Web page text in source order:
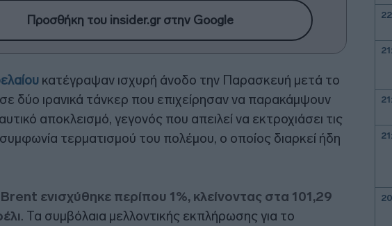
Προσθήκη του insider.gr στην Google
κατέγραψαν ισχυρή άνοδο την Παρασκευή μετά το
δύο ιρανικά τάνκερ που επιχείρησαν να παρακάμψουν
αποκλεισμό, γεγονός που απειλεί να εκτροχιάσει τις
τερματισμού του πολέμου, ο οποίος διαρκεί ήδη
Brent ενισχύθηκε περίπου 1%, κλείνοντας στα 101,29
. Τα συμβόλαια μελλοντικής εκπλήρωσης για το